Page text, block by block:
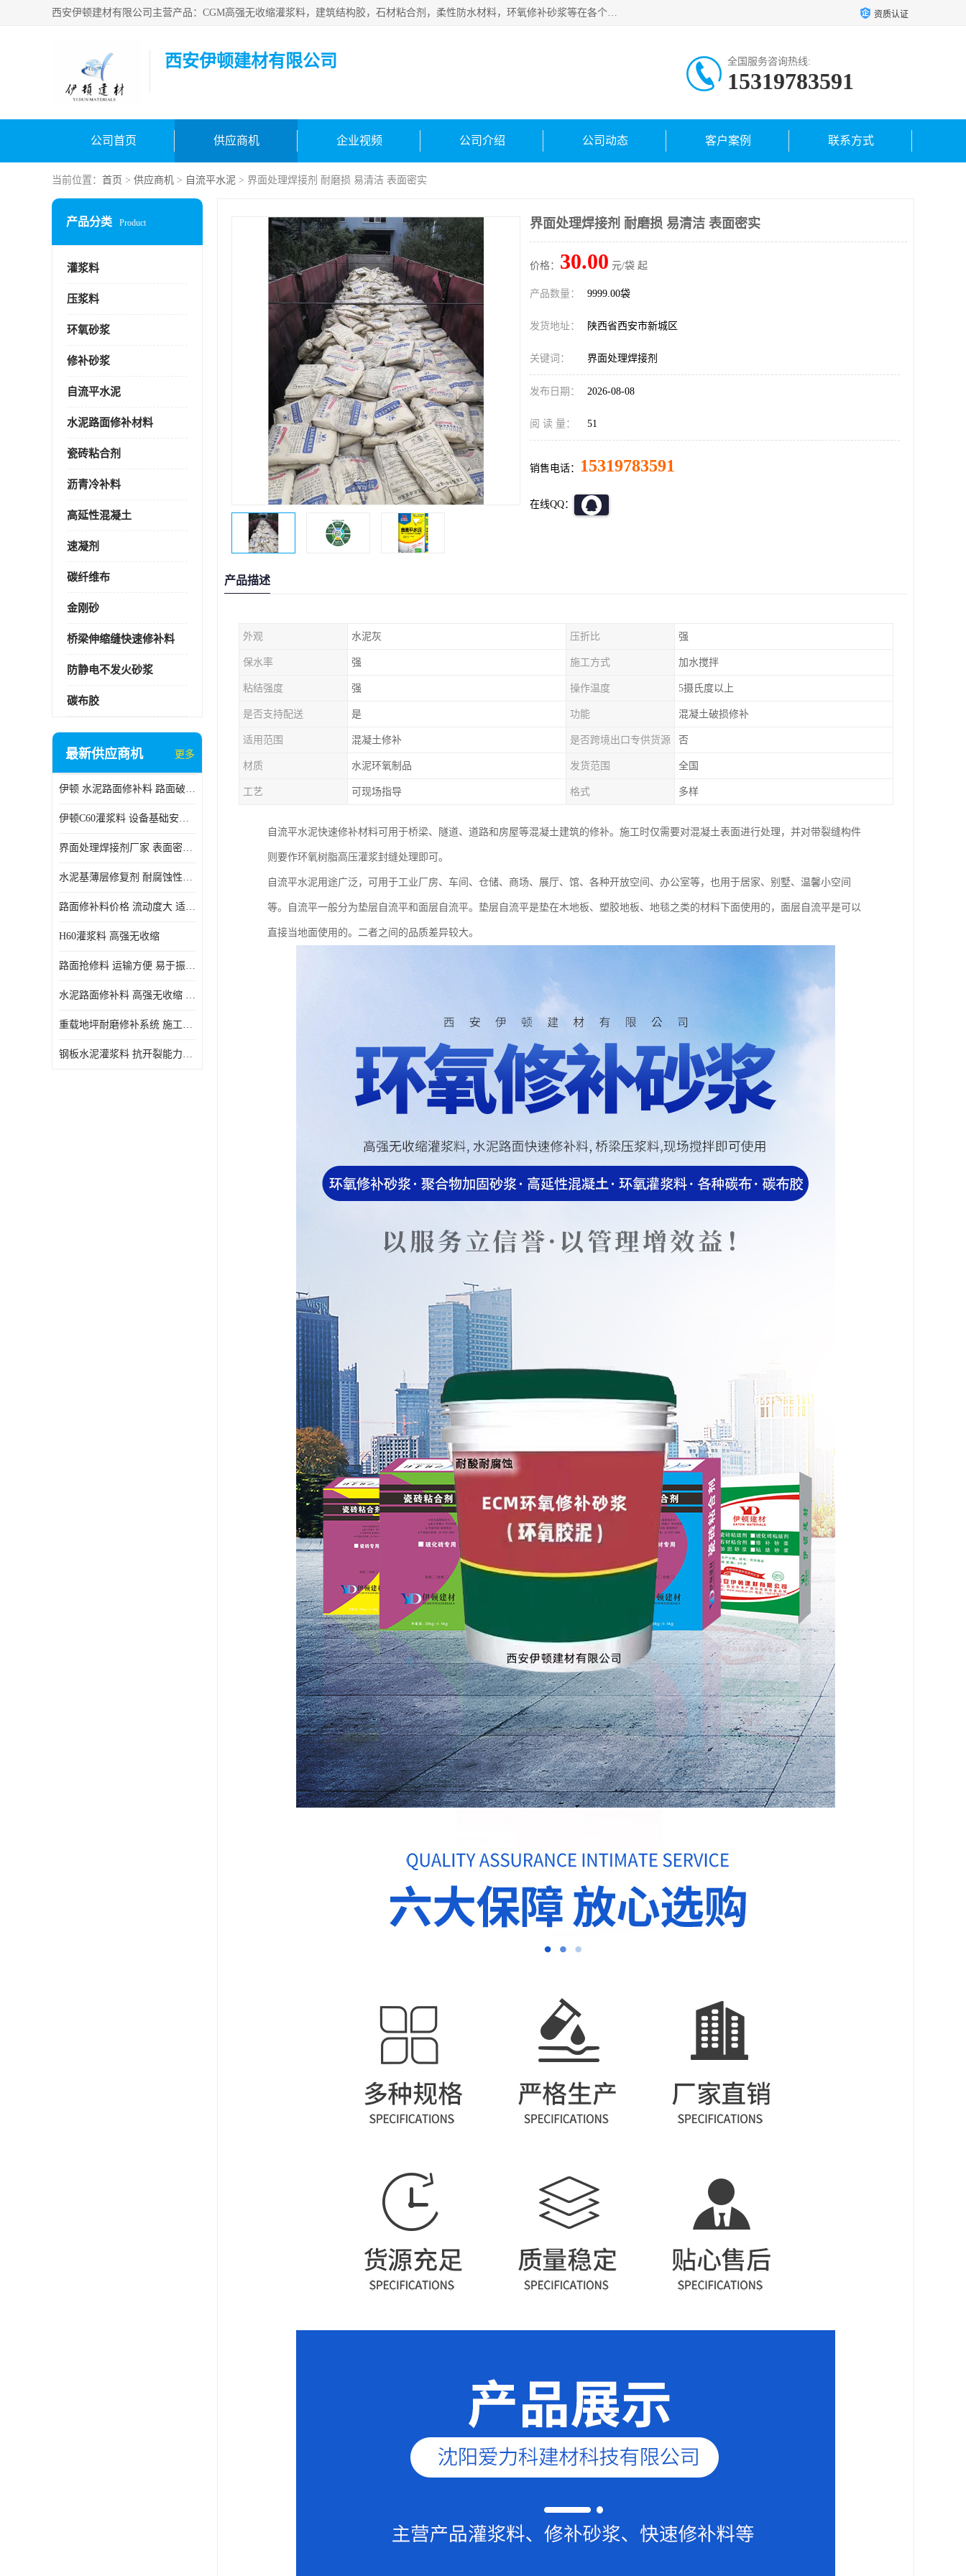
西安伊顿建材有限公司主营产品：CGM高强无收缩灌浆料，建筑结构胶，石材粘合剂，柔性防水材料，环氧修补砂浆等在各个行业得到了客户认可。 资质认证
西安伊顿建材有限公司 全国服务咨询热线:
15319783591
公司首页 供应商机 企业视频 公司介绍 公司动态 客户案例 联系方式
当前位置： 首页 > 供应商机 > 自流平水泥 > 界面处理焊接剂 耐磨损 易清洁 表面密实
产品分类 Product
灌浆料
压浆料
环氧砂浆
修补砂浆
自流平水泥
水泥路面修补材料
瓷砖粘合剂
沥青冷补料
高延性混凝土
速凝剂
碳纤维布
金刚砂
桥梁伸缩缝快速修补料
防静电不发火砂浆
碳布胶
最新供应商机 更多
伊顿 水泥路面修补料 路面破损起皮快速修补 2小时通车
伊顿C60灌浆料 设备基础安装 梁柱改造加固二次灌浆料
界面处理焊接剂厂家 表面密实 良好的流动性
水泥基薄层修复剂 耐腐蚀性好 适用范围广
路面修补料价格 流动度大 适用范围广
H60灌浆料 高强无收缩
路面抢修料 运输方便 易于振捣密实
水泥路面修补料 高强无收缩 施工和易性好 强度高 韧性好
重载地坪耐磨修补系统 施工期短 易于振捣密实
钢板水泥灌浆料 抗开裂能力强 施工和易性好
界面处理焊接剂 耐磨损 易清洁 表面密实
价格： 30.00 元/袋 起
产品数量： 9999.00袋
发货地址： 陕西省西安市新城区
关键词： 界面处理焊接剂
发布日期： 2026-08-08
阅 读 量： 51
销售电话： 15319783591
在线QQ：
产品描述
外观 水泥灰 压折比 强
保水率 强 施工方式 加水搅拌
粘结强度 强 操作温度 5摄氏度以上
是否支持配送 是 功能 混凝土破损修补
适用范围 混凝土修补 是否跨境出口专供货源 否
材质 水泥环氧制品 发货范围 全国
工艺 可现场指导 格式 多样
自流平水泥快速修补材料可用于桥梁、隧道、道路和房屋等混凝土建筑的修补。施工时仅需要对混凝土表面进行处理，并对带裂缝构件
则要作环氧树脂高压灌浆封缝处理即可。
自流平水泥用途广泛，可用于工业厂房、车间、仓储、商场、展厅、馆、各种开放空间、办公室等，也用于居家、别墅、温馨小空间
等。自流平一般分为垫层自流平和面层自流平。垫层自流平是垫在木地板、塑胶地板、地毯之类的材料下面使用的，面层自流平是可以
直接当地面使用的。二者之间的品质差异较大。